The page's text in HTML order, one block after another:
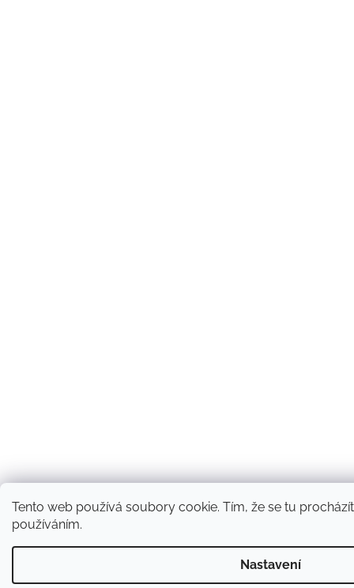
Tento web používá soubory cookie. Tím, že se tu
používáním.
Nastavení